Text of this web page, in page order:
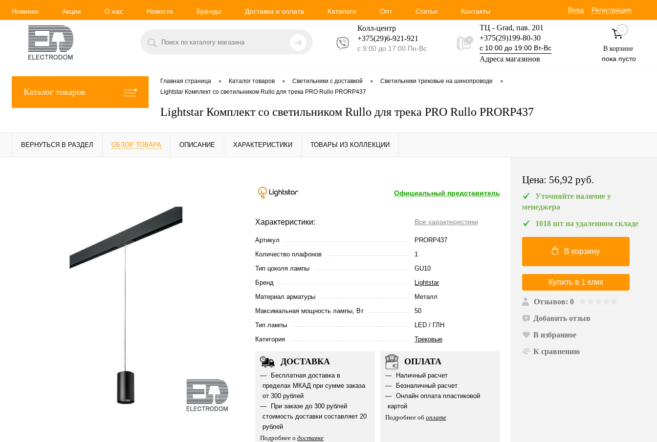
Новинки Акции О нас Новости Бренды Доставка и оплата Каталоги Опт Статьи Контакты Вход Регистрация
Колл-центр
+375(29)6-921-921
с 9:00 до 17:00 Пн-Вс
ТЦ - Grad, пав. 201
+375(29)199-80-30
с 10:00 до 19:00 Вт-Вс
Адреса магазинов
+375(29)354-30-60
0
В корзине
пока пусто
Каталог товаров
Главная страница • Каталог товаров • Светильники с доставкой • Светильники трековые на шинопроводе •
Lightstar Комплект со светильником Rullo для трека PRO Rullo PRORP437
Lightstar Комплект со светильником Rullo для трека PRO Rullo PRORP437
ВЕРНУТЬСЯ В РАЗДЕЛ ОБЗОР ТОВАРА ОПИСАНИЕ ХАРАКТЕРИСТИКИ ТОВАРЫ ИЗ КОЛЛЕКЦИИ
Официальный представитель
Характеристики: Все характеристики
Артикул
PRORP437
Количество плафонов
1
Тип цоколя лампы
GU10
Бренд
Lightstar
Материал арматуры
Металл
Максимальная мощность лампы, Вт
50
Тип лампы
LED / ГЛН
Категория
Трековые
ДОСТАВКА
Бесплатная доставка в
пределах МКАД при сумме заказа
от 300 рублей
При заказе до 300 рублей
стоимость доставки составляет 20
рублей
Подробнее о доставке
ОПЛАТА
Наличный расчет
Безналичный расчет
Онлайн оплата пластиковой
картой
Подробнее об оплате
Цена: 56,92 pуб.
Уточняйте наличие у
менеджера
1018 шт на удаленном складе
В корзину
Купить в 1 клик
Отзывов: 0
Добавить отзыв
В избранное
К сравнению